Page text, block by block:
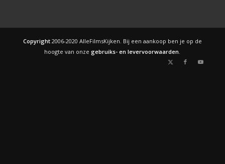
Copyright2006-2020 AlleFilmsKijken. Bij een aankoop ben je op de
hoogte van onzegebruiks- en levervoorwaarden